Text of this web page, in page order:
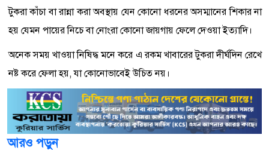
টুকরা কাঁচা বা রান্না করা অবস্থায় যেন কোনো ধরনের অসম্মানের শিকার না
হয় যেমন পায়ের নিচে বা নোংরা কোনো জায়গায় ফেলে দেওয়া ইত্যাদি।
অনেক সময় খাওয়া নিষিদ্ধ মনে করে এ রকম খাবারের টুকরা দীর্ঘদিন রেখে
নষ্ট করে ফেলা হয়, যা কোনোভাবেই উচিত নয়।
আরও পড়ুন